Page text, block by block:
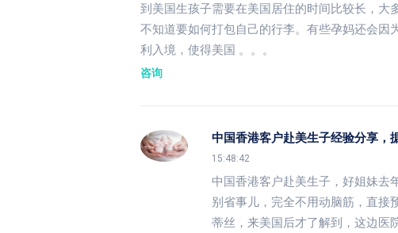
到美国生孩子需要在美国居住的时间比较长，
不知道要如何打包自己的行李。有些孕妈还会因
利入境，使得美国 。。。
咨询
中国香港客户赴美生子经验分享，
15:48:42
中国香港客户赴美生子，好姐妹去
别省事儿，完全不用动脑筋，直接
蒂丝，来美国后才了解到，这边医